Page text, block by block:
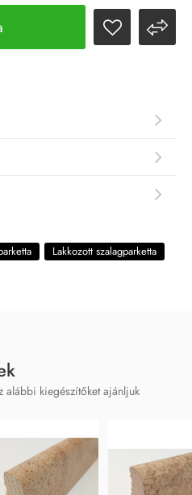
Lakkozott szalagparketta
alábbi kiegészítőket ajánljuk